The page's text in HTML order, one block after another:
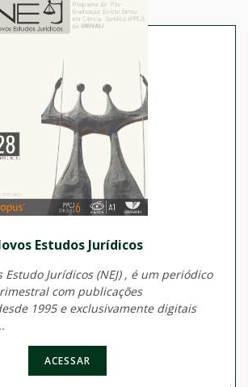
Estudos Jurí­dicos
Estudo Jurídicos (NEJ) , é um periódico
com publicações
1995 e exclusivamente digitais
ACESSAR